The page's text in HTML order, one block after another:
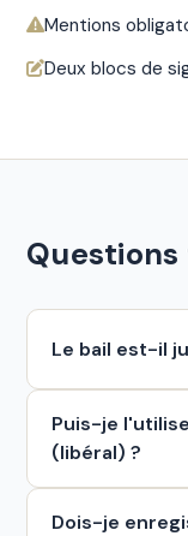
Mentions
Deux blocs de
Le bail est-il
Puis-je
(libéral) ?
Dois-je